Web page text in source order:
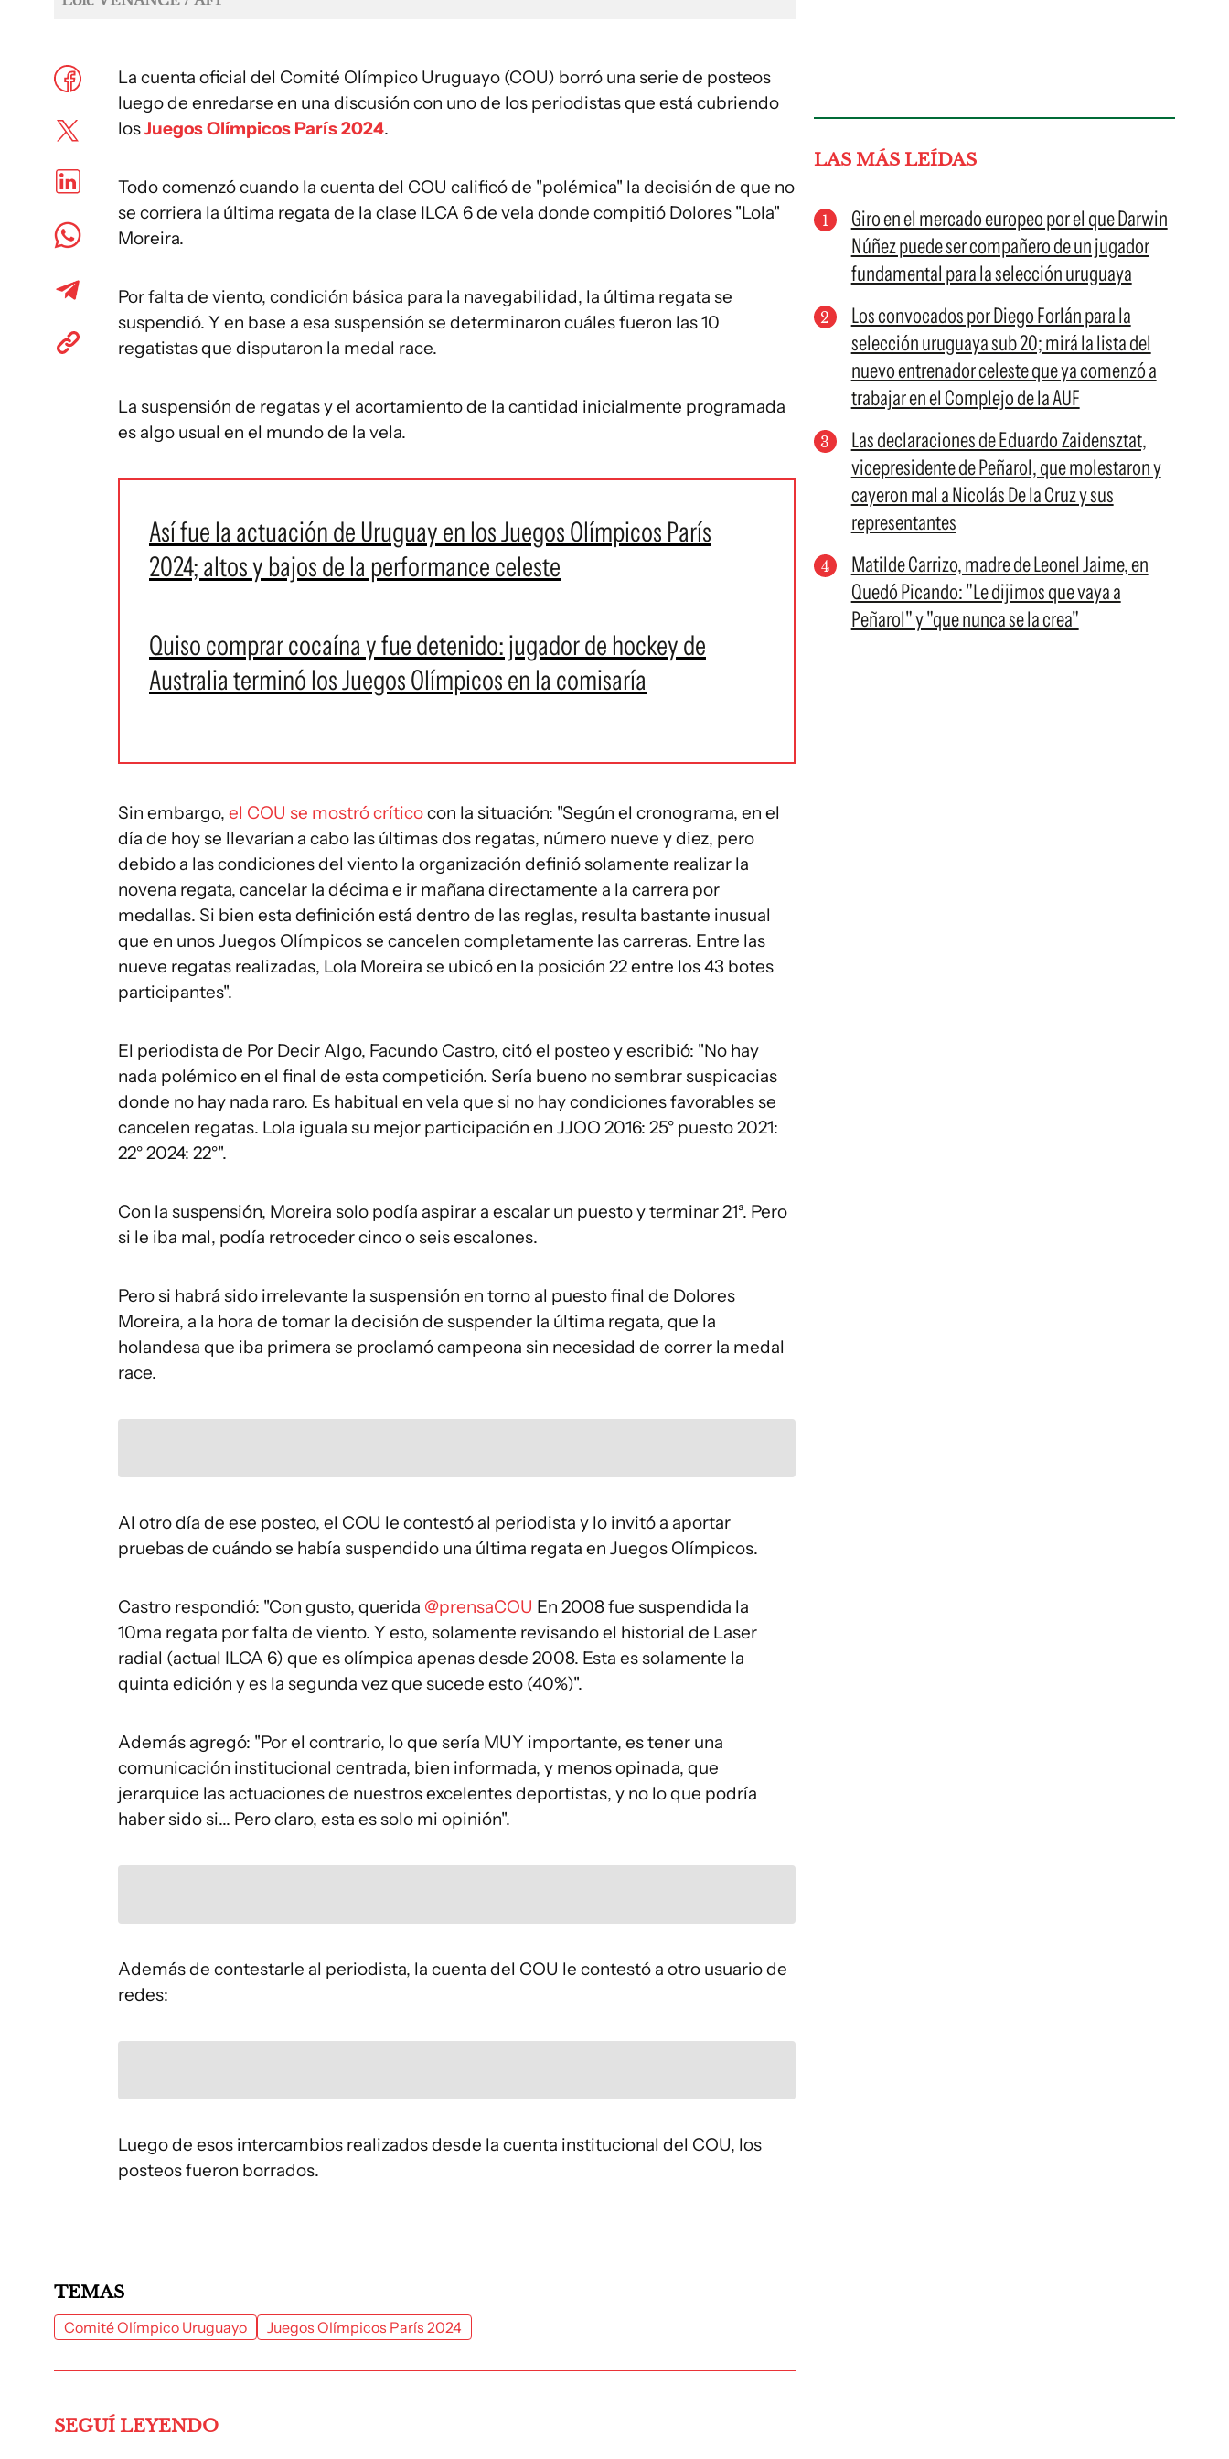
La cuenta oficial del Comité Olímpico Uruguayo (COU) borró una serie de posteos
luego de enredarse en una discusión con uno de los periodistas que está cubriendo
losJuegos Olímpicos París 2024.
Todo comenzó cuando la cuenta del COU calificó de "polémica" la decisión de que no
se corriera la última regata de la clase ILCA 6 de vela donde compitió Dolores "Lola"
Moreira.
Por falta de viento, condición básica para la navegabilidad, la última regata se
suspendió. Y en base a esa suspensión se determinaron cuáles fueron las 10
regatistas que disputaron la medal race.
La suspensión de regatas y el acortamiento de la cantidad inicialmente programada
es algo usual en el mundo de la vela.
Así fue la actuación de Uruguay en los Juegos Olímpicos París
2024; altos y bajos de la performance celeste
Quiso comprar cocaína y fue detenido: jugador de hockey de
Australia terminó los Juegos Olímpicos en la comisaría
Sin embargo, el COU se mostró críticocon la situación: "Según el cronograma, en el
día de hoy se llevarían a cabo las últimas dos regatas, número nueve y diez, pero
debido a las condiciones del viento la organización definió solamente realizar la
novena regata, cancelar la décima e ir mañana directamente a la carrera por
medallas. Si bien esta definición está dentro de las reglas, resulta bastante inusual
que en unos Juegos Olímpicos se cancelen completamente las carreras. Entre las
nueve regatas realizadas, Lola Moreira se ubicó en la posición 22 entre los 43 botes
participantes".
El periodista de Por Decir Algo, Facundo Castro, citó el posteo y escribió: "No hay
nada polémico en el final de esta competición. Sería bueno no sembrar suspicacias
donde no hay nada raro. Es habitual en vela que si no hay condiciones favorables se
cancelen regatas. Lola iguala su mejor participación en JJOO 2016: 25° puesto 2021:
22° 2024: 22°".
Con la suspensión, Moreira solo podía aspirar a escalar un puesto y terminar 21ª. Pero
si le iba mal, podía retroceder cinco o seis escalones.
Pero si habrá sido irrelevante la suspensión en torno al puesto final de Dolores
Moreira, a la hora de tomar la decisión de suspender la última regata, que la
holandesa que iba primera se proclamó campeona sin necesidad de correr la medal
race.
Al otro día de ese posteo, el COU le contestó al periodista y lo invitó a aportar
pruebas de cuándo se había suspendido una última regata en Juegos Olímpicos.
Castro respondió: "Con gusto, querida @prensaCOU En 2008 fue suspendida la
10ma regata por falta de viento. Y esto, solamente revisando el historial de Laser
radial (actual ILCA 6) que es olímpica apenas desde 2008. Esta es solamente la
quinta edición y es la segunda vez que sucede esto (40%)".
Además agregó: "Por el contrario, lo que sería MUY importante, es tener una
comunicación institucional centrada, bien informada, y menos opinada, que
jerarquice las actuaciones de nuestros excelentes deportistas, y no lo que podría
haber sido si... Pero claro, esta es solo mi opinión".
Además de contestarle al periodista, la cuenta del COU le contestó a otro usuario de
redes:
Luego de esos intercambios realizados desde la cuenta institucional del COU, los
posteos fueron borrados.
LAS MÁS LEÍDAS
Giro en el mercado europeo por el que Darwin
Núñez puede ser compañero de un jugador
fundamental para la selección uruguaya
Los convocados por Diego Forlán para la
selección uruguaya sub 20; mirá la lista del
nuevo entrenador celeste que ya comenzó a
trabajar en el Complejo de la AUF
Las declaraciones de Eduardo Zaidensztat,
vicepresidente de Peñarol, que molestaron y
cayeron mal a Nicolás De la Cruz y sus
representantes
Matilde Carrizo, madre de Leonel Jaime, en
Quedó Picando: "Le dijimos que vaya a
Peñarol" y "que nunca se la crea"
TEMAS
Comité Olímpico Uruguayo Juegos Olímpicos París 2024
SEGUÍ LEYENDO